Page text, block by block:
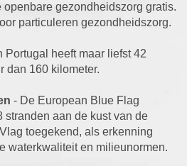
openbare gezondheidszorg gratis.
particuleren gezondheidszorg.
Portugal heeft maar liefst 42
dan 160 kilometer.
- De European Blue Flag
stranden aan de kust van de
toegekend, als erkenning
waterkwaliteit en milieunormen.